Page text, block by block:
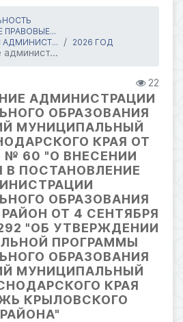
АДМИНИСТ...
2026 ГОД
админист...
22
АДМИНИСТРАЦИИ
ОБРАЗОВАНИЯ
МУНИЦИПАЛЬНЫЙ
КРАЯ ОТ
№ 60 "О ВНЕСЕНИИ
В ПОСТАНОВЛЕНИЕ
ОБРАЗОВАНИЯ
ОТ 4 СЕНТЯБРЯ
"ОБ УТВЕРЖДЕНИИ
ПРОГРАММЫ
ОБРАЗОВАНИЯ
МУНИЦИПАЛЬНЫЙ
КРАЯ
КРЫЛОВСКОГО
РАЙОНА"